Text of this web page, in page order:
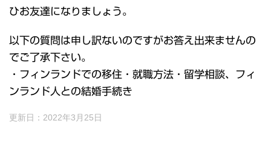
ひお友達になりましょう。
以下の質問は申し訳ないのですがお答え出来ませんの
でご了承下さい。
・フィンランドでの移住・就職方法・留学相談、フィ
ンランド人との結婚手続き
更新日： 2022年3月25日